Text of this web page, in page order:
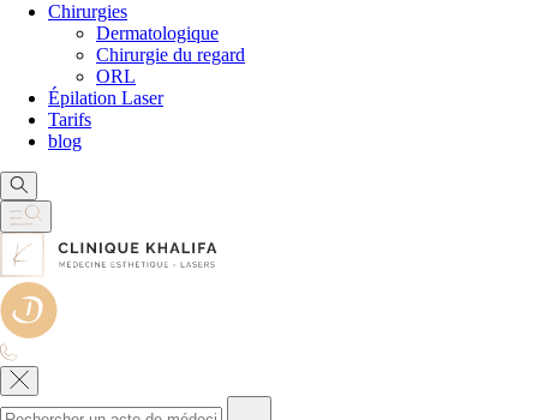
Chirurgies
Dermatologique
Chirurgie du regard
ORL
Épilation Laser
Tarifs
blog